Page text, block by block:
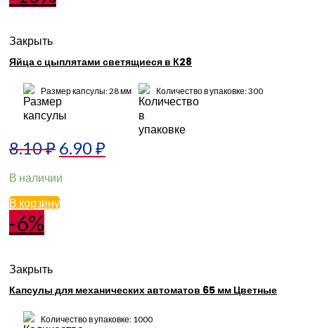
Закрыть
Яйца с цыплятами светящиеся в К28
Размер капсулы: 28 мм Количество в упаковке: 300
8.10₽ 6.90₽
В наличии
В корзину
-6%
Закрыть
Капсулы для механических автоматов 65 мм Цветные
Количество в упаковке: 1000